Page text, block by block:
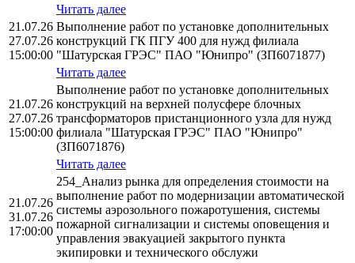
Читать далее
21.07.26
27.07.26
15:00:00
Выполнение работ по установке дополнительных
конструкций ГК ПГУ 400 для нужд филиала
"Шатурская ГРЭС" ПАО "Юнипро" (ЗП6071877)
Читать далее
21.07.26
27.07.26
15:00:00
Выполнение работ по установке дополнительных
конструкций на верхней полусфере блочных
трансформаторов пристанционного узла для нужд
филиала "Шатурская ГРЭС" ПАО "Юнипро"
(ЗП6071876)
Читать далее
21.07.26
31.07.26
17:00:00
254_Анализ рынка для определения стоимости на
выполнение работ по модернизации автоматической
системы аэрозольного пожаротушения, системы
пожарной сигнализации и системы оповещения и
управления эвакуацией закрытого пункта
экипировки и технического обслужи